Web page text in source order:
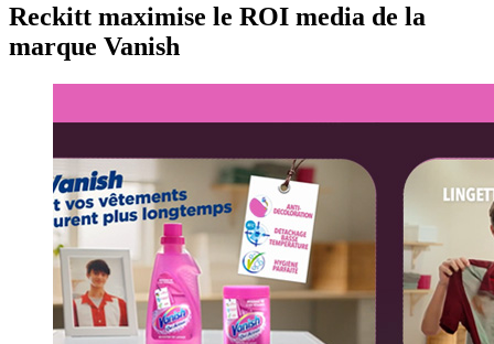
Reckitt maximise le ROI media de la
marque Vanish